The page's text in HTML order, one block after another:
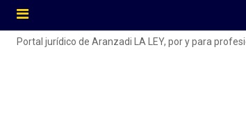
Portal jurídico de Aranzadi LA LEY, por y para